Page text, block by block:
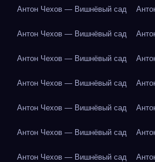
Антон Чехов — Вишнёвый сад
Антон Чехов — Вишнёвый сад
Антон Чехов — Вишнёвый сад
Антон Чехов — Вишнёвый сад
Антон Чехов — Вишнёвый сад
Антон Чехов — Вишнёвый сад
Антон Чехов — Вишнёвый сад